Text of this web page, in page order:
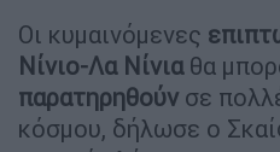
Οι κυμαινόμενες
Νίνιο-Λα Νίνιαθα
παρατηρηθούν σε
κόσμου, δήλωσε ο